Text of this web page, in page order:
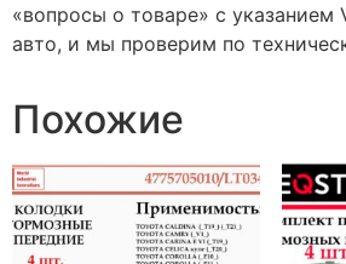
«вопросы о товаре» с указанием
авто, и мы проверим по
Похожие